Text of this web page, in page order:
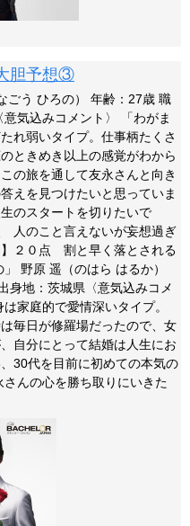
胆予想③
ごう ひろの） 年齢：27歳 職
気込みコメント〉 「わがま
れ弱いタイプ。仕事柄たくさ
ときめき以上の感覚がわから
の旅を通して友永さんと向き
えを見つけたいと思っていま
のスタートを切りたいで
人のこと言えないが妄想過ぎ
２０点 割と早く落とされる
野原 遥（のはら はるか）
身地：茨城県〈意気込みコメ
家庭的で愛情深いタイプ。
毎日が修羅場だったので、女
自分にとって結婚は人生にお
30代を目前に初めての本気の
んの心を勝ち取りにいきた